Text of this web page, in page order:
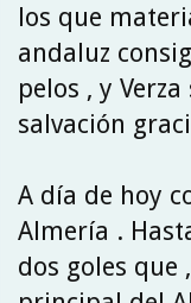
los que
andaluz
pelos , y
salvación
A día de hoy
Almería .
dos goles que